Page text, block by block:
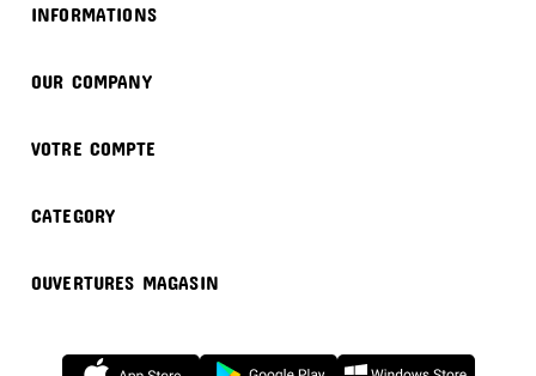
INFORMATIONS
OUR COMPANY
VOTRE COMPTE
CATEGORY
OUVERTURES MAGASIN